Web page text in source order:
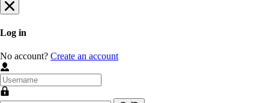
Log in
No account? Create an account